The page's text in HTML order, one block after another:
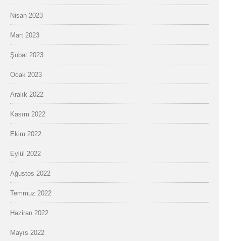
Nisan 2023
Mart 2023
Şubat 2023
Ocak 2023
Aralık 2022
Kasım 2022
Ekim 2022
Eylül 2022
Ağustos 2022
Temmuz 2022
Haziran 2022
Mayıs 2022